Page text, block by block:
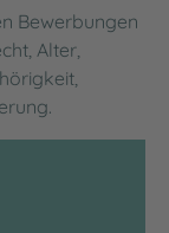
Bewerbungen
Alter,